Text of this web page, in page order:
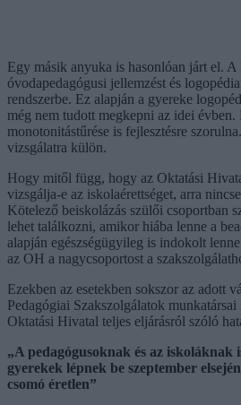
Egy másik anyuka is hasonlóan járt el. A
óvodapedagógusi jellemzést és
rendszerbe. Ez alapján a gyereke
még nem tudott megkepni az idei évben.
monotonitástűrése is fejlesztésre
vizsgálatra külön.
Hogy mitől függ, hogy az Oktatási
vizsgálja-e az iskolaérettséget, arra
Kötelező beiskolázás szülői csoportban
lehet találkozni, amikor hiába lenne a
alapján egészségügyileg is indokolt
az OH a nagycsoportost a
Ezekben az esetekben sokszor az adott
Pedagógiai Szakszolgálatok
Oktatási Hivatal teljes eljárásról szóló
„A pedagógusoknak és az iskoláknak
gyerekek lépnek be szeptember
csomó éretlen”